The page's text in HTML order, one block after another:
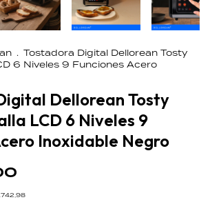
. Tostadora Digital Dellorean Tosty
6 Niveles 9 Funciones Acero
Dellorean Tosty
LCD 6 Niveles 9
Inoxidable Negro